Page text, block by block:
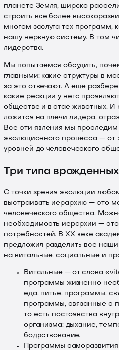
планете Земля, широко
строить все более
многом заслуга тех программ,
нашу нервную систему. В том
лидерства.
Мы попытаемся обсудить,
главными: какие структуры в
за это отвечают. А еще
какие реакции у него
обществе и в стае животных. И
ложится на плечи лидера,
Все эти явления мы проследим
эволюционного процесса — от
уровней до человеческого
Три типа
С точки зрения эволюции
выстраивать иерархию — это
человеческого общества.
необходимость иерархии —
потребностей. В XX веке
предложил разделить все
на витальные, социальные и
Витальные — от слова
программы жизненно
еда, питье, программы,
программы, связанные с
то есть постоянства
организма: дыхание,
бодрствование.
Программы